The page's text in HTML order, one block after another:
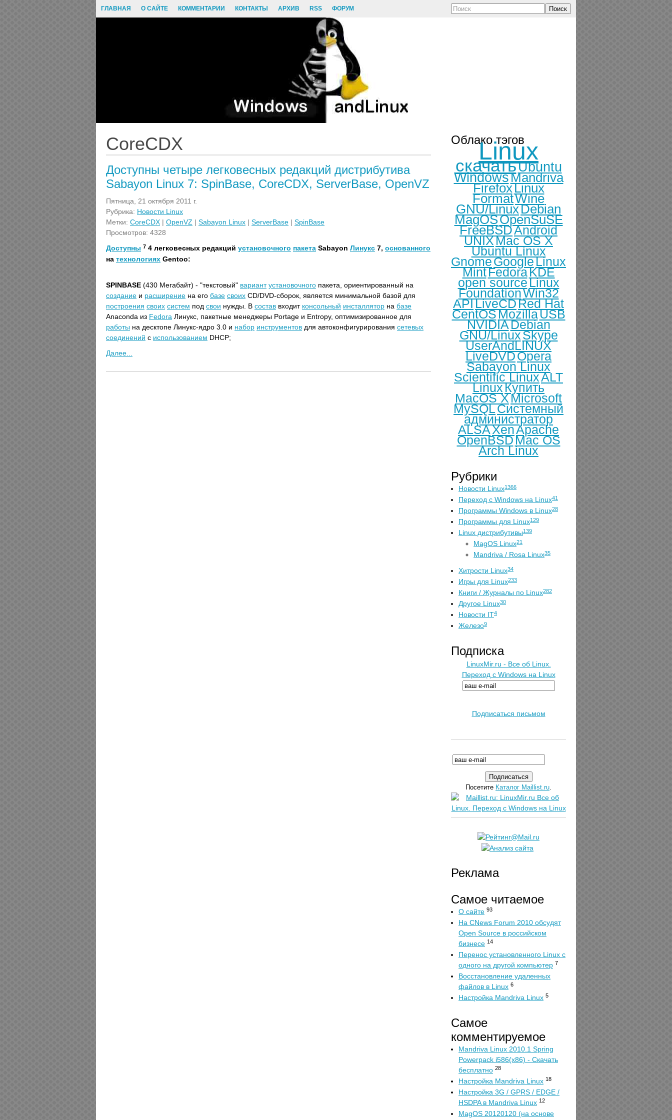
ГЛАВНАЯ О САЙТЕ КОММЕНТАРИИ КОНТАКТЫ АРХИВ RSS ФОРУМ Поиск
CoreCDX
Доступны четыре легковесных редакций дистрибутива
Sabayon Linux 7: SpinBase, CoreCDX, ServerBase, OpenVZ
Пятница, 21 октября 2011 г.
Рубрика: Новости Linux
Метки: CoreCDX | OpenVZ | Sabayon Linux | ServerBase | SpinBase
Просмотров: 4328
Доступны 7 4 легковесных редакций установочного пакета Sabayon Линукс 7, основанного
на технологиях Gentoo:
SPINBASE (430 Мегабайт) - "текстовый" вариант установочного пакета, ориентированный на
создание и расширение на его базе своих CD/DVD-сборок, является минимальной базой для
построения своих систем под свои нужды. В состав входит консольный инсталлятор на базе
Anaconda из Fedora Линукс, пакетные менеджеры Portage и Entropy, оптимизированное для
работы на десктопе Линукс-ядро 3.0 и набор инструментов для автоконфигурирования сетевых
соединений с использованием DHCP;
Далее...
Облако тэгов
Linux
скачатьUbuntu
WindowsMandriva
FirefoxLinux
FormatWine
GNU/LinuxDebian
MagOSOpenSuSE
FreeBSDAndroid
UNIXMac OS X
Ubuntu Linux
GnomeGoogleLinux
MintFedoraKDE
open sourceLinux
FoundationWin32
APILiveCDRed Hat
CentOSMozillaUSB
NVIDIADebian
GNU/LinuxSkype
UserAndLINUX
LiveDVDOpera
Sabayon Linux
Scientific LinuxALT
LinuxКупить
MacOS XMicrosoft
MySQLСистемный
администратор
ALSAXenApache
OpenBSD Mac OS
Arch Linux
Рубрики
Новости Linux1366
Переход с Windows на Linux41
Программы Windows в Linux28
Программы для Linux129
Linux дистрибутивы139
MagOS Linux21
Mandriva / Rosa Linux35
Хитрости Linux34
Игры для Linux233
Книги / Журналы по Linux282
Другое Linux30
Новости IT4
Железо9
Подписка
LinuxMir.ru - Все об Linux.
Переход с Windows на Linux
Подписаться письмом
Посетите Каталог Maillist.ru.
Реклама
Самое читаемое
О сайте 93
На CNews Forum 2010 обсудят
Open Source в российском
бизнесе 14
Перенос установленного Linux с
одного на другой компьютер 7
Восстановление удаленных
файлов в Linux 6
Настройка Mandriva Linux 5
Самое
комментируемое
Mandriva Linux 2010.1 Spring
Powerpack i586(x86) - Скачать
бесплатно 28
Настройка Mandriva Linux 18
Настройка 3G / GPRS / EDGE /
HSDPA в Mandriva Linux 12
MagOS 20120120 (на основе